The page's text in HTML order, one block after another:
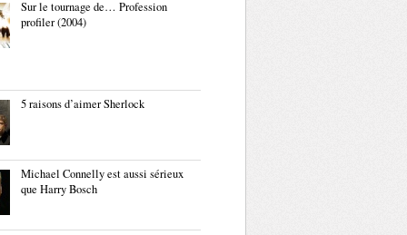
Sur le tournage de… Profession
profiler (2004)
5 raisons d’aimer Sherlock
Michael Connelly est aussi sérieux
que Harry Bosch